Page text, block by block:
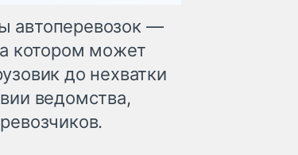
автоперевозок —
котором может
до нехватки
ведомства,